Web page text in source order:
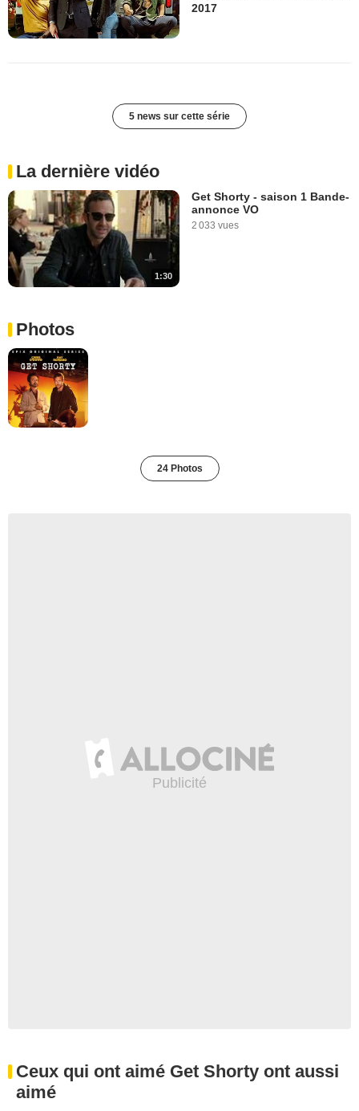
2017
5 news sur cette série
La dernière vidéo
1:30
Get Shorty - saison 1 Bande-
annonce VO
2 033 vues
Photos
24 Photos
Ceux qui ont aimé Get Shorty ont aussi
aimé